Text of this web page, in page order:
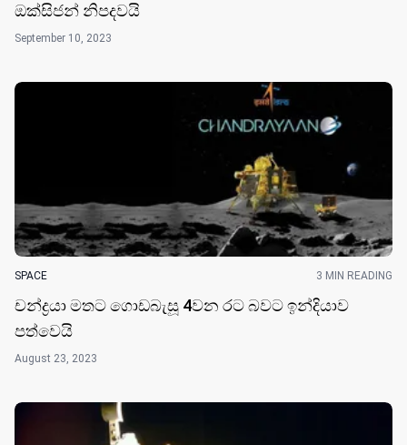
ඔක්සිජන් නිපදවයි
September 10, 2023
SPACE 3 MIN READING
චන්ද්‍රයා මතට ගොඩබැසූ 4වන රට බවට ඉන්දියාව
පත්වෙයි
August 23, 2023